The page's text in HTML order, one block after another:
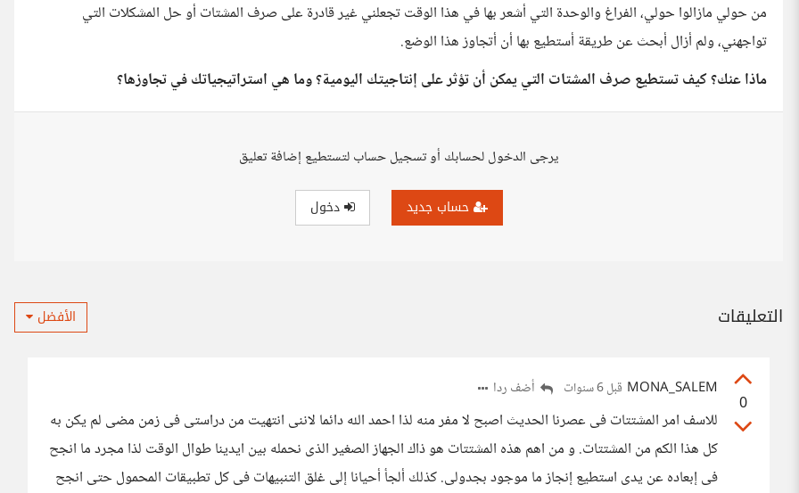
من حولي مازالوا حولي، الفراغ والوحدة التي أشعر بها في هذا الوقت تجعلني غير قادرة على صرف المشتات أو حل المشكلات التي
تواجهني، ولم أزال أبحث عن طريقة أستطيع بها أن أتجاوز هذا الوضع.
ماذا عنك؟ كيف تستطيع صرف المشتات التي يمكن أن تؤثر على إنتاجيتك اليومية؟ وما هي استراتيجياتك في تجاوزها؟
يرجى الدخول لحسابك أو تسجيل حساب لتستطيع إضافة تعليق
حساب جديد دخول
التعليقات الأفضل
0
MONA_SALEM قبل 6 سنوات أضف ردا
للاسف امر المشتتات فى عصرنا الحديث اصبح لا مفر منه لذا احمد الله دائما لاننى انتهيت من دراستى فى زمن مضى لم يكن به
كل هذا الكم من المشتتات. و من اهم هذه المشتتات هو ذاك الجهاز الصغير الذى نحمله بين ايدينا طوال الوقت لذا مجرد ما انجح
فى إبعاده عن يدى استطيع إنجاز ما موجود بجدولى. كذلك ألجأ أحيانا إلى غلق التنبيهات فى كل تطبيقات المحمول حتى انجح